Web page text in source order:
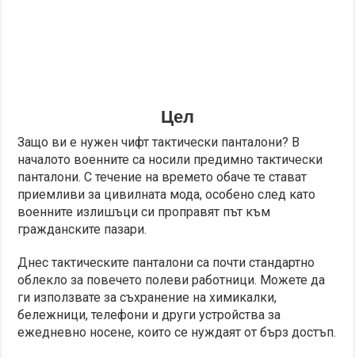
Цел
Защо ви е нужен чифт тактически панталони? В
началото военните са носили предимно тактически
панталони. С течение на времето обаче те стават
приемливи за цивилната мода, особено след като
военните излишъци си проправят път към
гражданските пазари.
Днес тактическите панталони са почти стандартно
облекло за повечето полеви работници. Можете да
ги използвате за съхранение на химикалки,
бележници, телефони и други устройства за
ежедневно носене, които се нуждаят от бърз достъп.